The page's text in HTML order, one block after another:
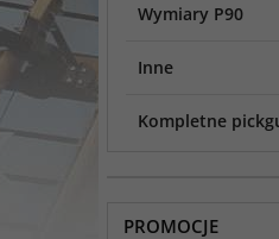
Wymiary P90
Inne
Kompletne
PROMOCJE